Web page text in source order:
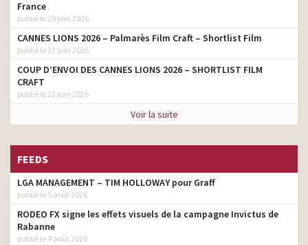
France
publié le 29 juin 2026
CANNES LIONS 2026 – Palmarès Film Craft – Shortlist Film
publié le 23 juin 2026
COUP D’ENVOI DES CANNES LIONS 2026 – SHORTLIST FILM
CRAFT
publié le 22 juin 2026
Voir la suite
FEEDS
LGA MANAGEMENT – TIM HOLLOWAY pour Graff
publié le 5 août 2026
RODEO FX signe les effets visuels de la campagne Invictus de
Rabanne
publié le 4 août 2026